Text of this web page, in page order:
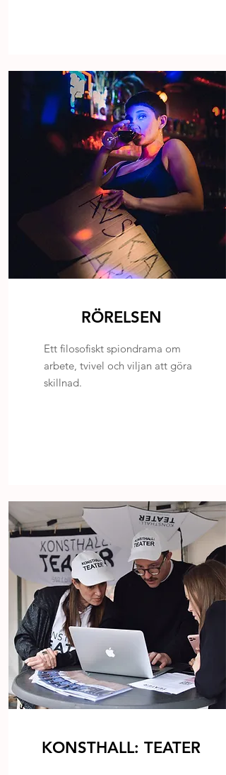
RÖRELSEN
Ett filosofiskt spiondrama om
arbete, tvivel och viljan att göra
skillnad.
KONSTHALL: TEATER